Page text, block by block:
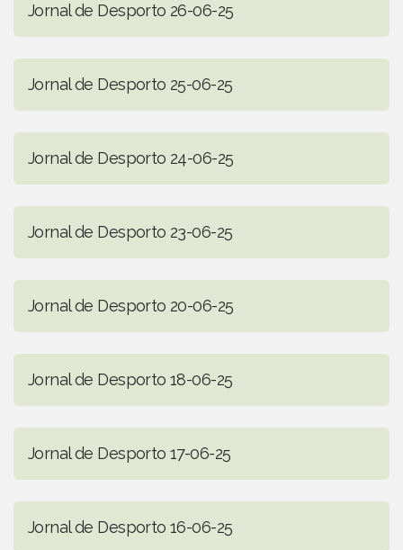
Jornal de Desporto 26-06-25
Jornal de Desporto 25-06-25
Jornal de Desporto 24-06-25
Jornal de Desporto 23-06-25
Jornal de Desporto 20-06-25
Jornal de Desporto 18-06-25
Jornal de Desporto 17-06-25
Jornal de Desporto 16-06-25